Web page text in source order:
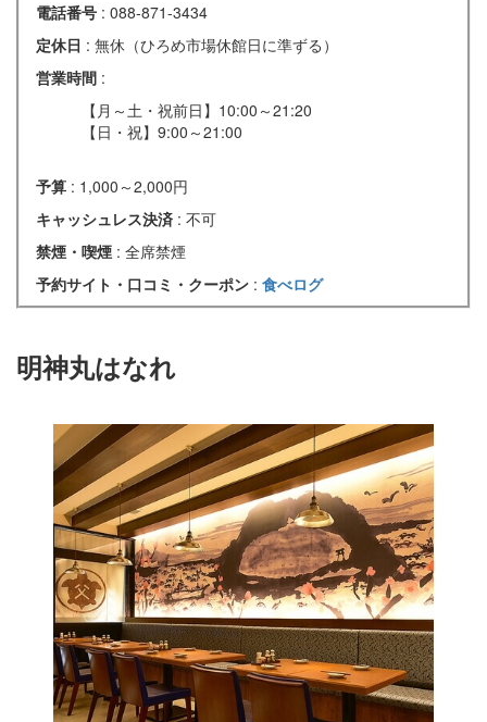
電話番号 : 088-871-3434
定休日 : 無休（ひろめ市場休館日に準ずる）
営業時間 :
【月～土・祝前日】10:00～21:20
【日・祝】9:00～21:00
予算 : 1,000～2,000円
キャッシュレス決済 : 不可
禁煙・喫煙 : 全席禁煙
予約サイト・口コミ・クーポン : 食べログ
明神丸はなれ